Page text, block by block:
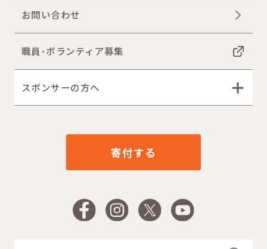
お問い合わせ
職員･ボランティア募集
スポンサーの方へ
寄付する
FacebookInstagram
X YouTube